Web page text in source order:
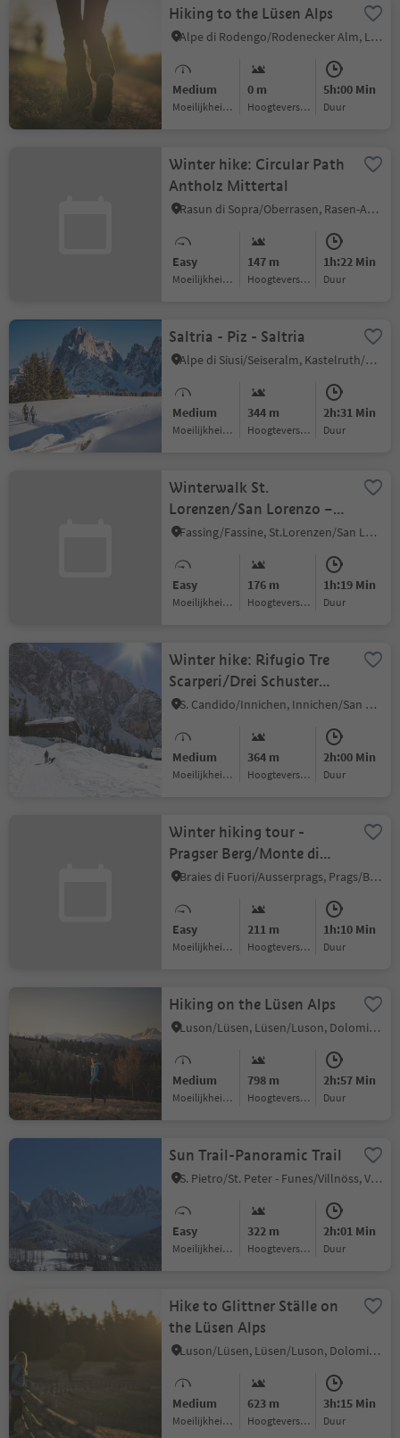
Hiking to the Lüsen Alps
Alpe di Rodengo/Rodenecker Alm, Lüsen/Luson, Dolomites Region Lüsen Villnöss
Medium
Moeilijkheidsgraad
0 m
Hoogteverschil
5h:00 Min
Duur
Winter hike: Circular Path
Antholz Mittertal
Rasun di Sopra/Oberrasen, Rasen-Antholz/Rasun Anterselva, Dolomites Region Kronplatz/Plan de Corones
Easy
Moeilijkheidsgraad
147 m
Hoogteverschil
1h:22 Min
Duur
Saltria - Piz - Saltria
Alpe di Siusi/Seiseralm, Kastelruth/Castelrotto, Dolomites Region Seiser Alm
Medium
Moeilijkheidsgraad
344 m
Hoogteverschil
2h:31 Min
Duur
Winterwalk St.
Lorenzen/San Lorenzo –
Maria Saalen/Maria Sares
Fassing/Fassine, St.Lorenzen/San Lorenzo di Sebato, Dolomites Region Kronplatz/Plan de Corones
Easy
Moeilijkheidsgraad
176 m
Hoogteverschil
1h:19 Min
Duur
Winter hike: Rifugio Tre
Scarperi/Drei Schuster
Hütte Mountain Hut
S. Candido/Innichen, Innichen/San Candido, Dolomites Region 3 Zinnen
Medium
Moeilijkheidsgraad
364 m
Hoogteverschil
2h:00 Min
Duur
Winter hiking tour -
Pragser Berg/Monte di
Braies
Braies di Fuori/Ausserprags, Prags/Braies, Dolomites Region 3 Zinnen
Easy
Moeilijkheidsgraad
211 m
Hoogteverschil
1h:10 Min
Duur
Hiking on the Lüsen Alps
Luson/Lüsen, Lüsen/Luson, Dolomites Region Lüsen Villnöss
Medium
Moeilijkheidsgraad
798 m
Hoogteverschil
2h:57 Min
Duur
Sun Trail-Panoramic Trail
S. Pietro/St. Peter - Funes/Villnöss, Villnöss/Funes, Dolomites Region Lüsen Villnöss
Easy
Moeilijkheidsgraad
322 m
Hoogteverschil
2h:01 Min
Duur
Hike to Glittner Ställe on
the Lüsen Alps
Luson/Lüsen, Lüsen/Luson, Dolomites Region Lüsen Villnöss
Medium
Moeilijkheidsgraad
623 m
Hoogteverschil
3h:15 Min
Duur